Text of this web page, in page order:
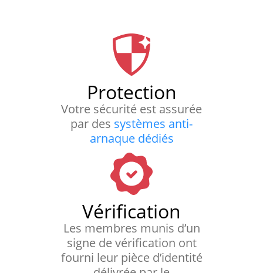
Protection
Votre sécurité est assurée
par des systèmes anti-
arnaque dédiés
Vérification
Les membres munis d’un
signe de vérification ont
fourni leur pièce d’identité